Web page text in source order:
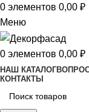
0 элементов 0,00 ₽
Меню
0 элементов 0,00 ₽
НАШ КАТАЛОГ
КОНТАКТЫ